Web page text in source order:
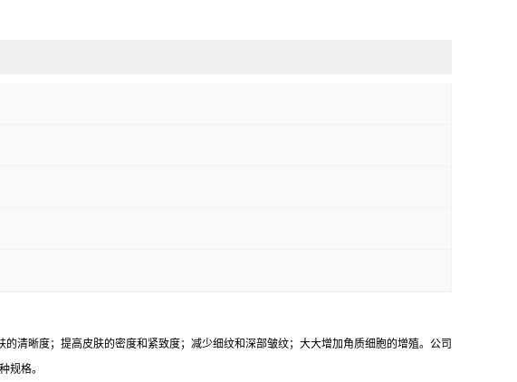
清晰度；提高皮肤的密度和紧致度；减少细纹和深部皱纹；大大增加角质细胞的增殖。公司
规格。